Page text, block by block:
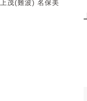
上茂(難波) 名保美